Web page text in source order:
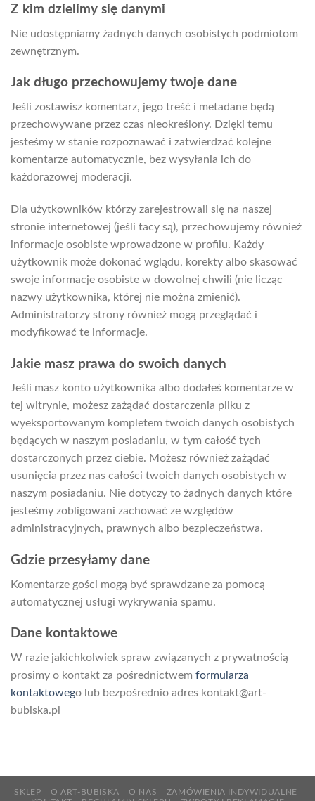
Z kim dzielimy się danymi
Nie udostępniamy żadnych danych osobistych podmiotom
zewnętrznym.
Jak długo przechowujemy twoje dane
Jeśli zostawisz komentarz, jego treść i metadane będą
przechowywane przez czas nieokreślony. Dzięki temu
jesteśmy w stanie rozpoznawać i zatwierdzać kolejne
komentarze automatycznie, bez wysyłania ich do
każdorazowej moderacji.
Dla użytkowników którzy zarejestrowali się na naszej
stronie internetowej (jeśli tacy są), przechowujemy również
informacje osobiste wprowadzone w profilu. Każdy
użytkownik może dokonać wglądu, korekty albo skasować
swoje informacje osobiste w dowolnej chwili (nie licząc
nazwy użytkownika, której nie można zmienić).
Administratorzy strony również mogą przeglądać i
modyfikować te informacje.
Jakie masz prawa do swoich danych
Jeśli masz konto użytkownika albo dodałeś komentarze w
tej witrynie, możesz zażądać dostarczenia pliku z
wyeksportowanym kompletem twoich danych osobistych
będących w naszym posiadaniu, w tym całość tych
dostarczonych przez ciebie. Możesz również zażądać
usunięcia przez nas całości twoich danych osobistych w
naszym posiadaniu. Nie dotyczy to żadnych danych które
jesteśmy zobligowani zachować ze względów
administracyjnych, prawnych albo bezpieczeństwa.
Gdzie przesyłamy dane
Komentarze gości mogą być sprawdzane za pomocą
automatycznej usługi wykrywania spamu.
Dane kontaktowe
W razie jakichkolwiek spraw związanych z prywatnością
prosimy o kontakt za pośrednictwem formularza
kontaktowego lub bezpośrednio adres kontakt@art-
bubiska.pl
SKLEP O ART-BUBISKA O NAS
ZAMÓWIENIA INDYWIDUALNE